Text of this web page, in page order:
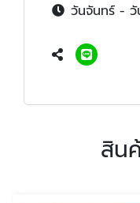
วันจันทร์ - วั
สิน